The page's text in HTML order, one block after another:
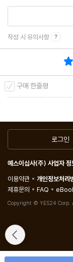
가짜 노동에 무작정
7장. 우주에서 지구
리더십 포르노와
문제 축적, 냉소와
홍보의 차별화와 폭
여러 겹으로 감춰진
과시성 프로젝트의
허위 활동의 미학적
8장. 긍정이 지배하
부정보다 훨씬 힘이
긍정의 첫 번째 인과
부조리하고 피상적인
모두를 포함해야 긍
작성 시 유의사항
구매 한줄평
로그인
예스이십사(주) 사업자 정
이용약관
개인정보처리
제휴문의
FAQ
Copyright © YES24 Corp.